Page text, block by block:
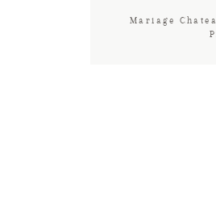
Mariage